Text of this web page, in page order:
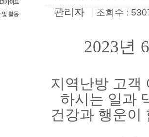
관리자
조회수 :
2023년 6
지역난방 고객
하시는 일과
건강과 행운이